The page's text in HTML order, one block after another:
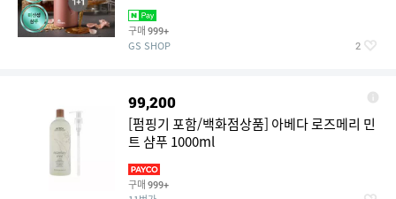
100,000원)
구매 999+
GS SHOP 2
99,200
[펌핑기 포함/백화점상품] 아베다 로즈메리 민
트 샴푸 1000ml
구매 999+